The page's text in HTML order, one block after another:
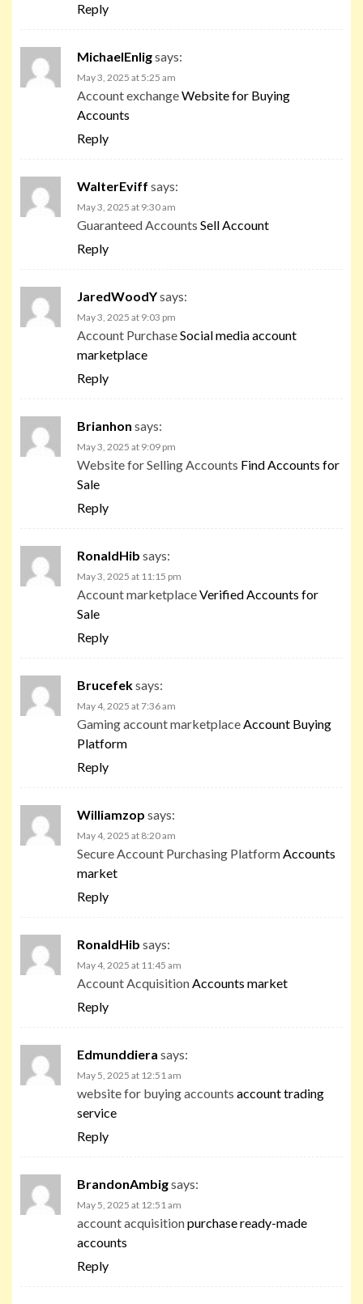
Reply
MichaelEnligsays:
May 3, 2025 at 5:25 am
Account exchangeWebsite for Buying
Accounts
Reply
WalterEviff says:
May 3, 2025 at 9:30 am
Guaranteed Accounts Sell Account
Reply
JaredWoodYsays:
May 3, 2025 at 9:03 pm
Account PurchaseSocial media account
marketplace
Reply
Brianhon says:
May 3, 2025 at 9:09 pm
Website for Selling Accounts Find Accounts for
Sale
Reply
RonaldHib says:
May 3, 2025 at 11:15 pm
Account marketplaceVerified Accounts for
Sale
Reply
Brucefeksays:
May 4, 2025 at 7:36 am
Gaming account marketplace Account Buying
Platform
Reply
Williamzop says:
May 4, 2025 at 8:20 am
Secure Account Purchasing Platform Accounts
market
Reply
RonaldHib says:
May 4, 2025 at 11:45 am
Account Acquisition Accounts market
Reply
Edmunddiera says:
May 5, 2025 at 12:51 am
website for buying accounts account trading
service
Reply
BrandonAmbigsays:
May 5, 2025 at 12:51 am
account acquisitionpurchase ready-made
accounts
Reply